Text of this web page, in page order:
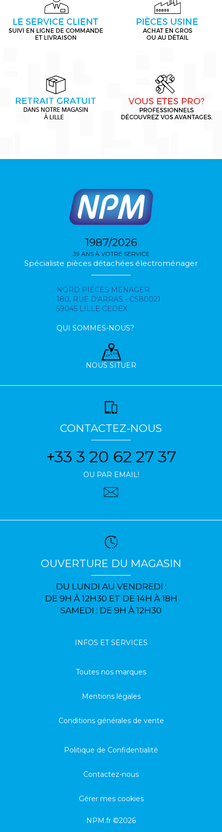
1987/2026
39 ANS À VOTRE SERVICE
Spécialiste pièces détachées électroménager
NORD PIECES MENAGER
180, RUE D'ARRAS - CS80021
59045 LILLE CEDEX
QUI SOMMES-NOUS?
NOUS SITUER
CONTACTEZ-NOUS
+33 3 20 62 27 37
OU PAR EMAIL!
OUVERTURE DU MAGASIN
DU LUNDI AU VENDREDI :
DE 9H À 12H30 ET DE 14H À 18H
SAMEDI : DE 9H À 12H30
INFOS ET SERVICES
Toutes nos marques
Mentions légales
Conditions générales de vente
Politique de Confidentialité
Contactez-nous
Gérer mes cookies
NPM.fr ©2026